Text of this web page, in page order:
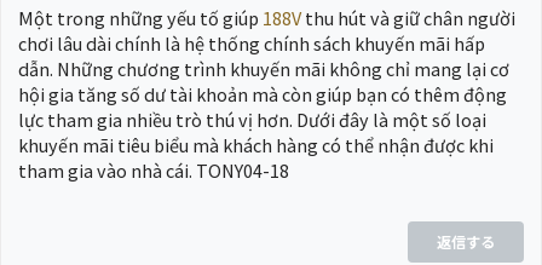
Một trong những yếu tố giúp 188Vthu hút và giữ chân người
chơi lâu dài chính là hệ thống chính sách khuyến mãi hấp
dẫn. Những chương trình khuyến mãi không chỉ mang lại cơ
hội gia tăng số dư tài khoản mà còn giúp bạn có thêm động
lực tham gia nhiều trò thú vị hơn. Dưới đây là một số loại
khuyến mãi tiêu biểu mà khách hàng có thể nhận được khi
tham gia vào nhà cái. TONY04-18
返信する